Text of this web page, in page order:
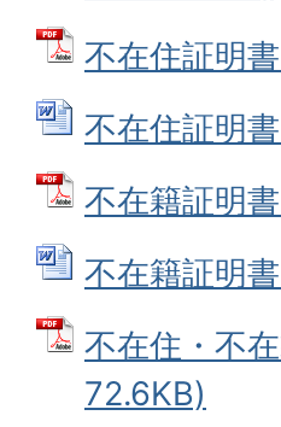
不在住証明
不在住証明
不在籍証明
不在籍証明
不在住・不
72.6KB)